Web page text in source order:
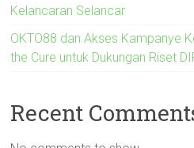
Kelancaran Selancar
OKTO88 dan Akses Kampanye
the Cure untuk Dukungan Riset
Recent